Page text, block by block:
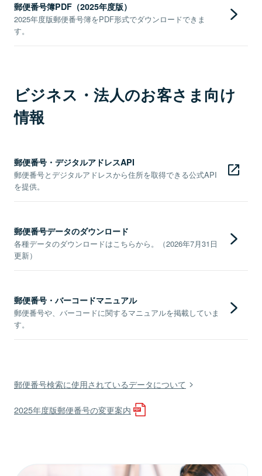
郵便番号簿PDF（2025年度版）
2025年度版郵便番号簿をPDF形式でダウンロードできま
す。
ビジネス・法人のお客さま向け
情報
郵便番号・デジタルアドレスAPI
郵便番号とデジタルアドレスから住所を取得できる公式API
を提供。
郵便番号データのダウンロード
各種データのダウンロードはこちらから。（2026年7月31日
更新）
郵便番号・バーコードマニュアル
郵便番号や、バーコードに関するマニュアルを掲載していま
す。
郵便番号検索に使用されているデータについて
2025年度版郵便番号の変更案内